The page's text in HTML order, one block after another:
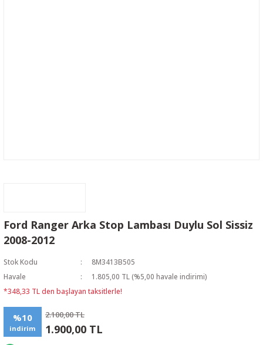
Ford Ranger Arka Stop Lambası Duylu Sol Sissiz
2008-2012
Stok Kodu
8M3413B505
Havale
1.805,00 TL (%5,00 havale indirimi)
*348,33 TL den başlayan taksitlerle!
%10
indirim
2.100,00 TL
1.900,00 TL